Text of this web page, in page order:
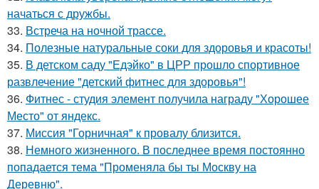
начаться с дружбы.
33. Встреча на ночной трассе.
34. Полезные натуральные соки для здоровья и красоты!
35. В детском саду "Едэйко" в ЦРР прошло спортивное
развлечение "детский фитнес для здоровья"!
36. Фитнес - студия элемент получила награду "Хорошее
Место" от яндекс.
37. Миссия "Горничная" к провалу близится.
38. Немного жизненного. В последнее время постоянно
попадается тема "Променяла бы ты Москву на
Деревню".